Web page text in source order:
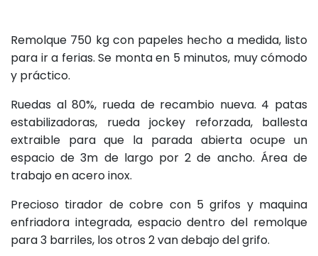
Remolque 750 kg con papeles hecho a medida, listo
para ir a ferias. Se monta en 5 minutos, muy cómodo
y práctico.
Ruedas al 80%, rueda de recambio nueva. 4 patas
estabilizadoras, rueda jockey reforzada, ballesta
extraible para que la parada abierta ocupe un
espacio de 3m de largo por 2 de ancho. Área de
trabajo en acero inox.
Precioso tirador de cobre con 5 grifos y maquina
enfriadora integrada, espacio dentro del remolque
para 3 barriles, los otros 2 van debajo del grifo.